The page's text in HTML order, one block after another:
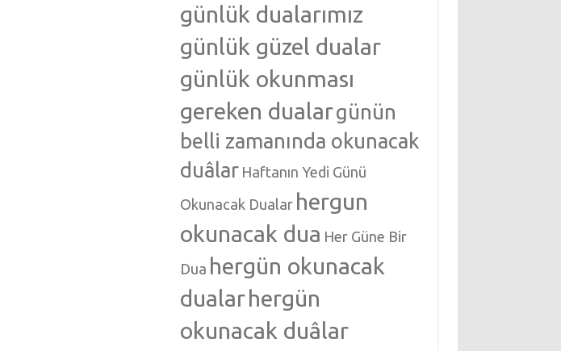
günlük dualarımız
günlük güzel dualar
günlük okunması
gereken dualargünün
belli zamanında okunacak
duâlar Haftanın Yedi Günü
Okunacak Dualar hergun
okunacak dua Her Güne Bir
Dua hergün okunacak
dualarhergün
okunacak duâlar